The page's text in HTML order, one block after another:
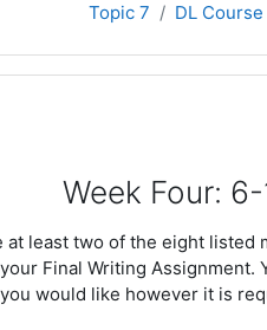
DL
Topic 7
Week Four:
least two of the eight listed
Final Writing Assignment.
would like however it is